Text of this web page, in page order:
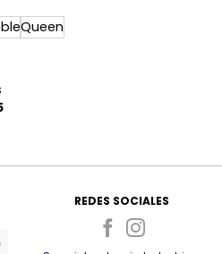
Queen
Rango
hasta
REDES SOCIALES